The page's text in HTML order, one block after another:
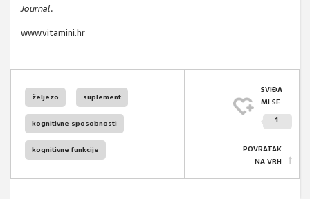
Journal.
www.vitamini.hr
željezo suplement
kognitivne sposobnosti
kognitivne funkcije
SVIĐA
MI SE
1
POVRATAK
NA VRH